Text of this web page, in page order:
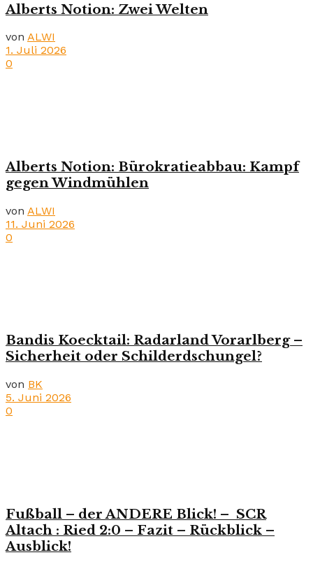
Alberts Notion: Zwei Welten
von ALWI
1. Juli 2026
0
Alberts Notion: Bürokratieabbau: Kampf
gegen Windmühlen
von ALWI
11. Juni 2026
0
Bandis Koecktail: Radarland Vorarlberg –
Sicherheit oder Schilderdschungel?
von BK
5. Juni 2026
0
Fußball – der ANDERE Blick! – SCR
Altach : Ried 2:0 – Fazit – Rückblick –
Ausblick!